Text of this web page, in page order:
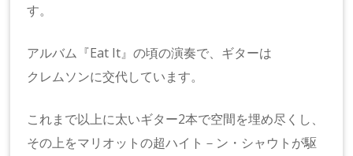
す。
アルバム『Eat It』の頃の演奏で、ギターは
クレムソンに交代しています。
これまで以上に太いギター2本で空間を埋め尽くし、
その上をマリオットの超ハイト－ン・シャウトが駆